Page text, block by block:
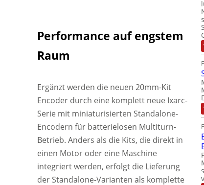
Performance auf engstem
Raum
Ergänzt werden die neuen 20mm-Kit
Encoder durch eine komplett neue Ixarc-
Serie mit miniaturisierten Standalone-
Encodern für batterielosen Multiturn-
Betrieb. Anders als die Kits, die direkt in
einen Motor oder eine Maschine
integriert werden, erfolgt die Lieferung
der Standalone-Varianten als komplette